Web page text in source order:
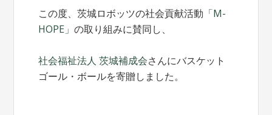
この度、茨城ロボッツの社会貢献活動 「M-
HOPE」の取り組みに賛同し、
社会福祉法人 茨城補成会さんにバスケット
ゴール・ボールを寄贈しました。